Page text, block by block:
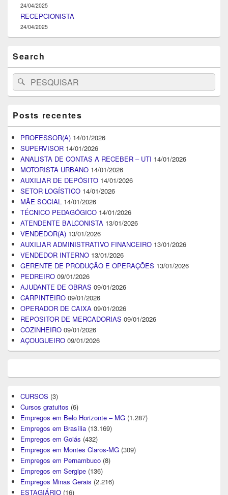
24/04/2025
RECEPCIONISTA
24/04/2025
Search
Search
for:
Pesquisar
Posts recentes
PROFESSOR(A) 14/01/2026
SUPERVISOR 14/01/2026
ANALISTA DE CONTAS A RECEBER – UTI 14/01/2026
MOTORISTA URBANO 14/01/2026
AUXILIAR DE DEPÓSITO 14/01/2026
SETOR LOGÍSTICO 14/01/2026
MÃE SOCIAL 14/01/2026
TÉCNICO PEDAGÓGICO 14/01/2026
ATENDENTE BALCONISTA 13/01/2026
VENDEDOR(A) 13/01/2026
AUXILIAR ADMINISTRATIVO FINANCEIRO 13/01/2026
VENDEDOR INTERNO 13/01/2026
GERENTE DE PRODUÇÃO E OPERAÇÕES 13/01/2026
PEDREIRO 09/01/2026
AJUDANTE DE OBRAS 09/01/2026
CARPINTEIRO 09/01/2026
OPERADOR DE CAIXA 09/01/2026
REPOSITOR DE MERCADORIAS 09/01/2026
COZINHEIRO 09/01/2026
AÇOUGUEIRO 09/01/2026
CURSOS (3)
Cursos gratuitos (6)
Empregos em Belo Horizonte – MG (1.287)
Empregos em Brasília (13.169)
Empregos em Goiás (432)
Empregos em Montes Claros-MG (309)
Empregos em Pernambuco (8)
Empregos em Sergipe (136)
Empregos Minas Gerais (2.216)
ESTAGIÁRIO (16)